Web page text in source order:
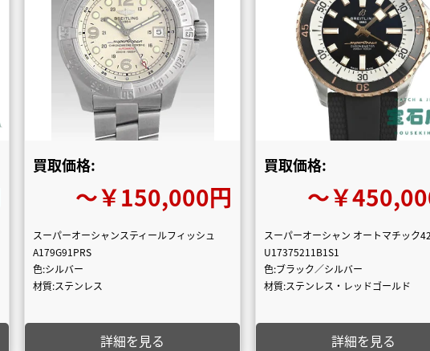
買取価格:
〜￥150,000円
スーパーオーシャンスティールフィッシュ
A179G91PRS
色:シルバー
材質:ステンレス
詳細を見る
買取価格:
〜￥
スーパーオーシャン オートマチック
U17375211B1S1
色:ブラック／シルバー
材質:ステンレス・レッドゴールド
詳細を見る